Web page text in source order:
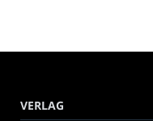
VERLAG